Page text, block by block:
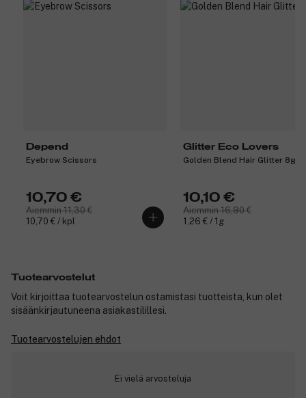
Depend
Eyebrow Scissors
10,70 €
Aiemmin 11,30 €
10,70 € / kpl
Glitter Eco Lovers
Golden Blend Hair Glitter 8g
10,10 €
Aiemmin 16,90 €
1,26 € / 1g
Tuotearvostelut
Voit kirjoittaa tuotearvostelun ostamistasi tuotteista, kun olet
sisäänkirjautuneena asiakastilillesi.
Tuotearvostelujen ehdot
Ei vielä arvosteluja